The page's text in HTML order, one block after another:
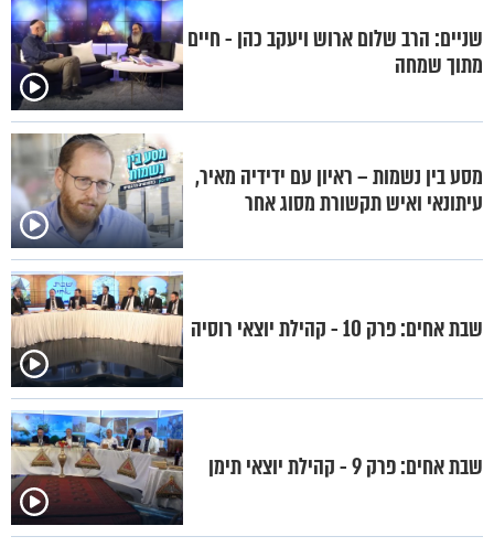
שניים: הרב שלום ארוש ויעקב כהן - חיים
מתוך שמחה
מסע בין נשמות – ראיון עם ידידיה מאיר,
עיתונאי ואיש תקשורת מסוג אחר
שבת אחים: פרק 10 - קהילת יוצאי רוסיה
שבת אחים: פרק 9 - קהילת יוצאי תימן